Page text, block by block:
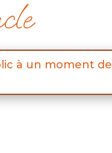
à un moment de